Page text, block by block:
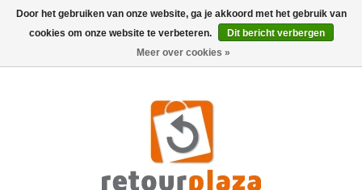
Door het gebruiken van onze website, ga je akkoord met het gebruik van
cookies om onze website te verbeteren.
Dit bericht verbergen
Meer over cookies »